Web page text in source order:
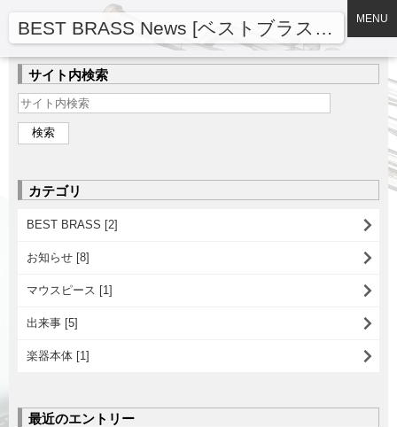
BEST BRASS News [ベストブラスニュース] MENU
サイト内検索
カテゴリ
BEST BRASS [2]
お知らせ [8]
マウスピース [1]
出来事 [5]
楽器本体 [1]
最近のエントリー